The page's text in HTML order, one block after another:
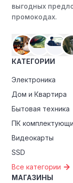
Особые скидки:
критериям,
или
выгодных
промокодах.
КАТЕГОРИИ
Электроника
Дом и Квартира
Бытовая техника
ПК
Видеокарты
SSD
Все категории
МАГАЗИНЫ